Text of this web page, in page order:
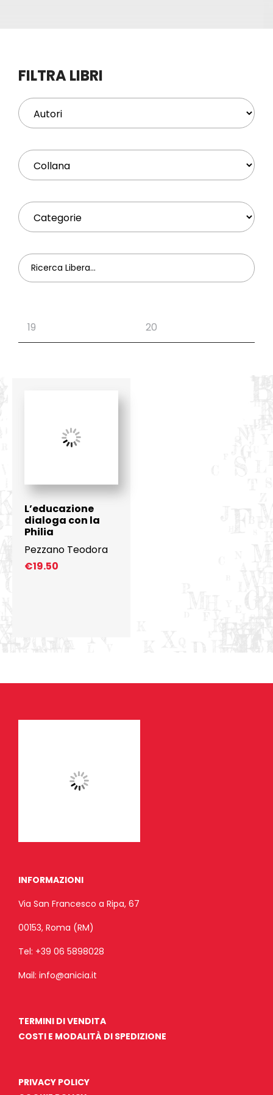
Profilo
FILTRA LIBRI
L’educazione
dialoga con la
Philia
Pezzano Teodora
€19.50
INFORMAZIONI
Via San Francesco a Ripa, 67
00153, Roma (RM)
Tel: +39 06 5898028
Mail: info@anicia.it
TERMINI DI VENDITA
COSTI E MODALITÀ DI SPEDIZIONE
PRIVACY POLICY